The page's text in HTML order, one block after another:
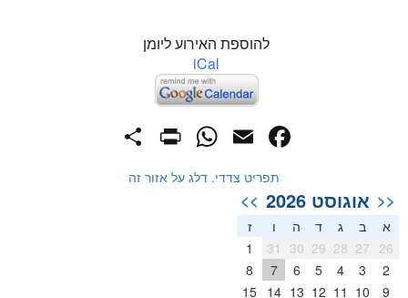
להוספת האירוע ליומן
iCal
Facebook
Email
WhatsApp
תפריט צדדי. דלג על אזור זה
<< אוגוסט 2026 >>
א ב ג ד ה
ז
26
27
28
29
30
31
2
3
4
5
6
7
8
9
10
11
12
13
14
15